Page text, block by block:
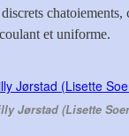
et uniforme.
Jørstad (Lisette